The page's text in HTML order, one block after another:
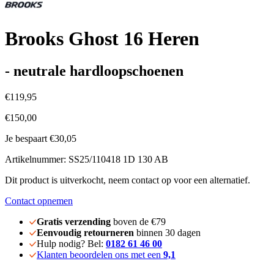
Brooks Ghost 16 Heren
- neutrale hardloopschoenen
€119,95
€150,00
Je bespaart €30,05
Artikelnummer: SS25/110418 1D 130 AB
Dit product is uitverkocht, neem contact op voor een alternatief.
Contact opnemen
Gratis verzending boven de €79
Eenvoudig retourneren binnen 30 dagen
Hulp nodig? Bel: 0182 61 46 00
Klanten beoordelen ons met een 9,1